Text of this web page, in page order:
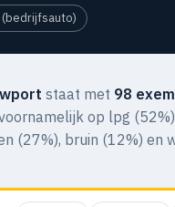
staat met 98
op lpg
(27%), bruin (12%) en